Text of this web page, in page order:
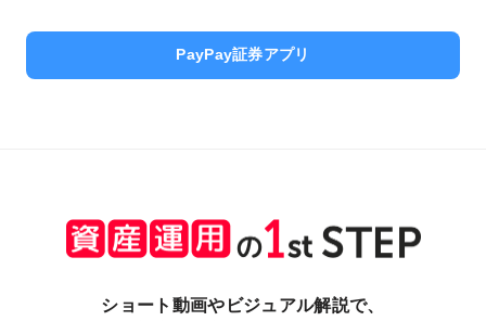
PayPay証券アプリ
ショート動画やビジュアル解説で、